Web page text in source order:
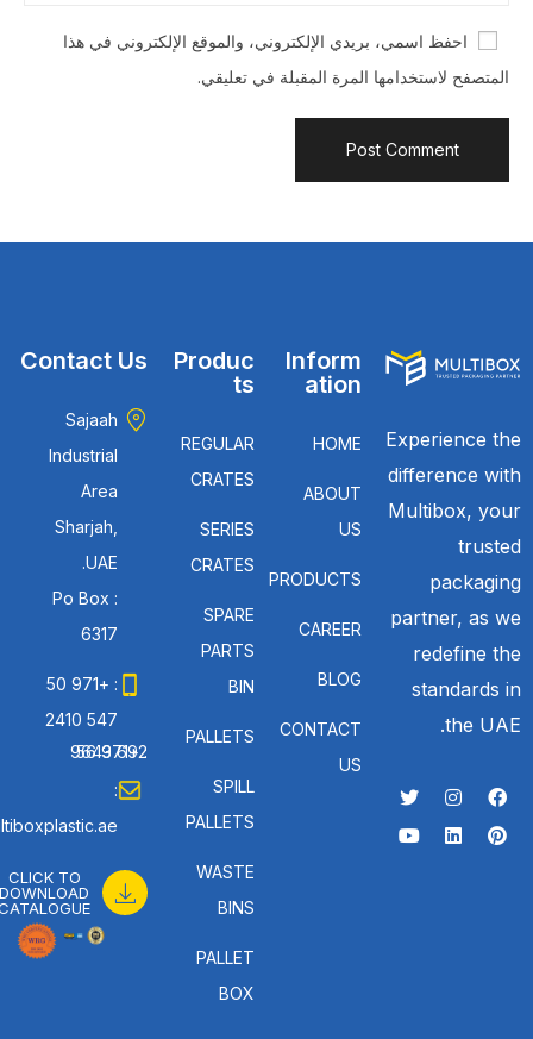
احفظ اسمي، بريدي الإلكتروني، والموقع الإلكتروني في هذا
المتصفح لاستخدامها المرة المقبلة في تعليقي.
Experience the
difference with
Multibox, your
trusted
packaging
partner, as we
redefine the
standards in
the UAE.
Inform
ation
HOME
ABOUT
US
PRODUCTS
CAREER
BLOG
CONTACT
US
Produc
ts
REGULAR
CRATES
SERIES
CRATES
SPARE
PARTS
BIN
PALLETS
SPILL
PALLETS
WASTE
BINS
PALLET
BOX
Contact Us
Sajaah
Industrial
Area
Sharjah,
UAE.
Po Box :
6317
: +971 50
547 2410
: +971 56 692 9643
:
CLICK TO
DOWNLOAD